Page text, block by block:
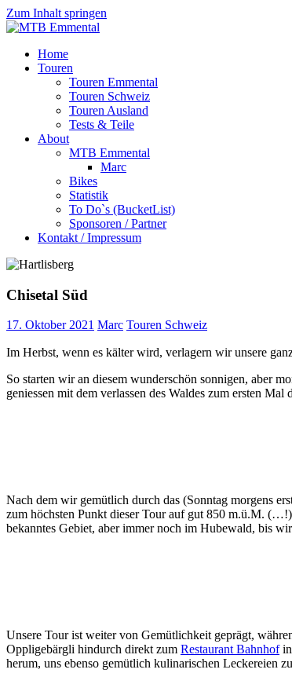
Zum Inhalt springen
MTB
Emmental
Home
Touren
Touren Emmental
Touren Schweiz
Touren Ausland
Tests & Teile
About
MTB Emmental
Marc
Bikes
Statistik
To Do`s (BucketList)
Sponsoren / Partner
Kontakt / Impressum
Chisetal Süd
17. Oktober 2021 Marc Touren Schweiz
Im Herbst, wenn es kälter wird, verlagern wir unsere
So starten wir an diesem wunderschön sonnigen, aber
geniessen mit dem verlassen des Waldes zum ersten Mal
Nach dem wir gemütlich durch das (Sonntag morgens
zum höchsten Punkt dieser Tour auf gut 850 m.ü.M.
bekanntes Gebiet, aber immer noch im Hubewald, bis
Unsere Tour ist weiter von Gemütlichkeit geprägt,
Oppligebärgli hindurch direkt zum Restaurant Bahnhofin
herum, uns ebenso gemütlich kulinarischen Leckereien